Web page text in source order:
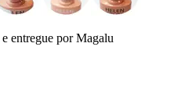
e entregue por Magalu